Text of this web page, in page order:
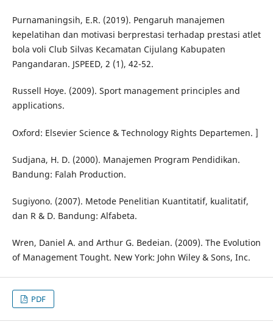
Purnamaningsih, E.R. (2019). Pengaruh manajemen
kepelatihan dan motivasi berprestasi terhadap prestasi atlet
bola voli Club Silvas Kecamatan Cijulang Kabupaten
Pangandaran. JSPEED, 2 (1), 42-52.
Russell Hoye. (2009). Sport management principles and
applications.
Oxford: Elsevier Science & Technology Rights Departemen. ]
Sudjana, H. D. (2000). Manajemen Program Pendidikan.
Bandung: Falah Production.
Sugiyono. (2007). Metode Penelitian Kuantitatif, kualitatif,
dan R & D. Bandung: Alfabeta.
Wren, Daniel A. and Arthur G. Bedeian. (2009). The Evolution
of Management Tought. New York: John Wiley & Sons, Inc.
PDF